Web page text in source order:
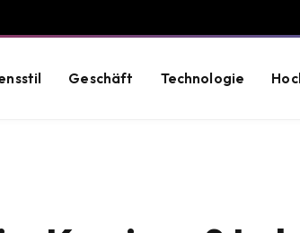
Geschäft Technologie